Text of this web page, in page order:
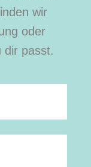
wir
oder
dir passt.